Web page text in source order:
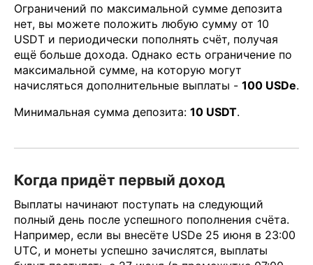
Ограничений по максимальной сумме депозита
нет, вы можете положить любую сумму от 10
USDT и периодически пополнять счёт, получая
ещё больше дохода. Однако есть ограничение по
максимальной сумме, на которую могут
начисляться дополнительные выплаты - 100 USDе.
Минимальная сумма депозита: 10 USDT.
Когда придёт первый доход
Выплаты начинают поступать на следующий
полный день после успешного пополнения счёта.
Например, если вы внесёте USDe 25 июня в 23:00
UTC, и монеты успешно зачислятся, выплаты